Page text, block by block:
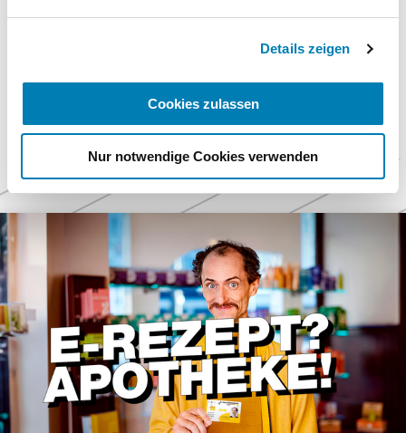
Impressum
Details zeigen
Cookies zulassen
Nur notwendige Cookies verwenden
Themen